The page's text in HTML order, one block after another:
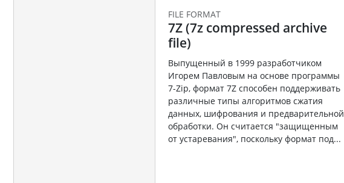
FILE FORMAT
7Z (7z compressed archive
file)
Выпущенный в 1999 разработчиком
Игорем Павловым на основе программы
7-Zip, формат 7Z способен поддерживать
различные типы алгоритмов сжатия
данных, шифрования и предварительной
обработки. Он считается "защищенным
от устаревания", поскольку формат под...